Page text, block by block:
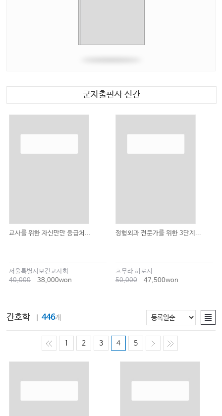
군자출판사 신간
교사를 위한 자신만만 응급처...
서울특별시보건교사회
40,000
38,000won
정형외과 전문가를 위한 3단계...
츠무라 히로시
50,000
47,500won
간호학 ｜446개
1 2 3 4 5